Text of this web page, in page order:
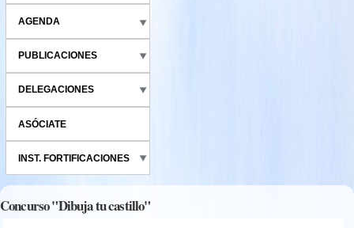
AGENDA
PUBLICACIONES
DELEGACIONES
ASÓCIATE
INST. FORTIFICACIONES
Concurso "Dibuja tu castillo"